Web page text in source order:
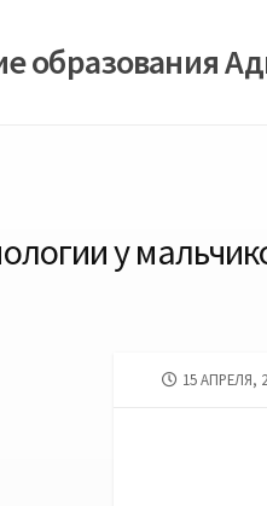
образования
у
ДАТА
15 АПРЕЛЯ,